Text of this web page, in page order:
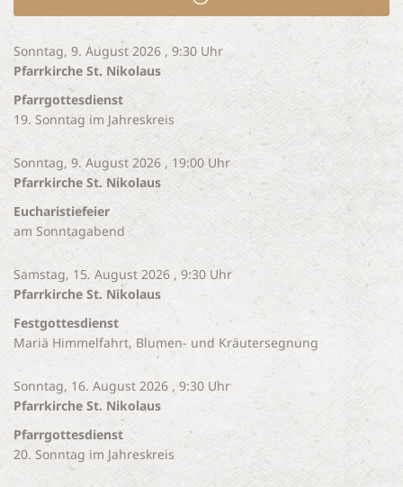
Sonntag, 9. August 2026 , 9:30 Uhr
Pfarrkirche St. Nikolaus
Pfarrgottesdienst
19. Sonntag im Jahreskreis
Sonntag, 9. August 2026 , 19:00 Uhr
Pfarrkirche St. Nikolaus
Eucharistiefeier
am Sonntagabend
Samstag, 15. August 2026 , 9:30 Uhr
Pfarrkirche St. Nikolaus
Festgottesdienst
Mariä Himmelfahrt, Blumen- und Kräutersegnung
Sonntag, 16. August 2026 , 9:30 Uhr
Pfarrkirche St. Nikolaus
Pfarrgottesdienst
20. Sonntag im Jahreskreis